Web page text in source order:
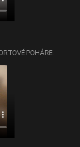
POHÁRE.